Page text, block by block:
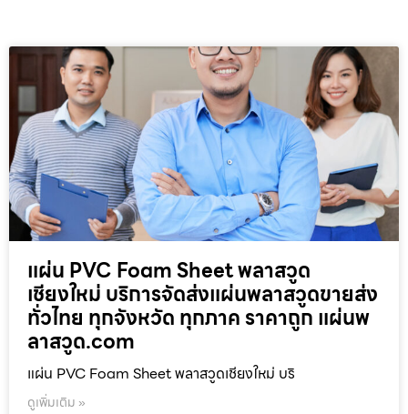
แผ่น PVC Foam Sheet พลาสวูด
เชียงใหม่ บริการจัดส่งแผ่นพลาสวูดขายส่ง
ทั่วไทย ทุกจังหวัด ทุกภาค ราคาถูก แผ่นพ
ลาสวูด.com
แผ่น PVC Foam Sheet พลาสวูดเชียงใหม่ บริ
ดูเพิ่มเติม »